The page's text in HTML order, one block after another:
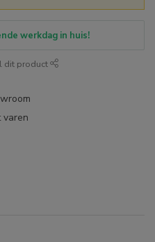
werkdag in huis!
dit product
varen